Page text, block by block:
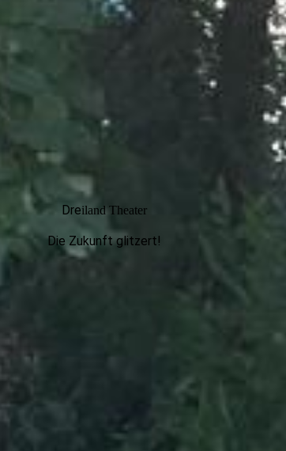
Dreiland Theater
Die Zukunft glitzert!